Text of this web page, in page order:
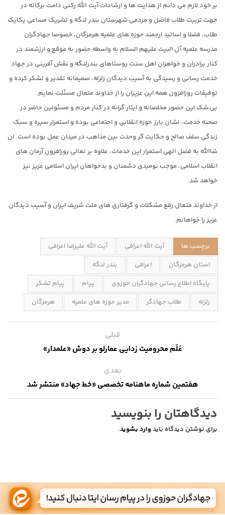
بر خود لازم می دانم از هدایت ها و ارشادات آیت الله رکنی دامت برکاته در
جهت تربیت طلاب فاضل و مردمی شهرستان بندر لنگه و تشریک مساعی یکایک
طلاب، فضلا و اساتید ارجمند حوزه های علمیه هرمزگان، خصوصا جهادگران
مدرسه علمیه آل البيت عليهم السلام به واسطه حضور به موقع و ارزشمند در
کنار برادران و خواهران اهل سنت روستاهای بندرلنگه و نقش آفرینی در جهاد
خدمت رسانی و رسیدگی به آسیب دیدگان زلزله، صمیمانه تقدیر و تشکر کرده و
توفیقات روزافزون همه این عزیزان را از خداوند متعال مسئلت نمایم.
بی شک این حضور مخلصانه و ایثار گرانه در کنار مردم و مسئولین حاضر در
صحنه خدمت، نشان بارز حوزه انقلابی و اجتماعی بوده و استمرار سیره و سبک
زندگی سلف صالح و حکایت گر وحدت بین مذاهب در میدان عمل بوده است. ان
شاالله به فضل الهی استمرار این خدمات، علاوه بر تعالی روزافزون آرمان های
انقلاب اسلامی، موجب نومیدی دشمنان و بدخواهان ایران اسلامی عزیز نیز
خواهد شد.
از خداوند متعال رفع مشکلات و گرفتاری های ملت شریف ایران و آسیب دیدگان
عزیز را خواهانم.
برچسب ها آیت الله اعرافی
آیت الله علیرضا اعرافی
استان هرمزگان
اعرافی
بندر لنگه
پایگاه اطلاع رسانی جهادگران حوزوی
پیام
پیام تشکر
زلزله
طلاب جهادگر مدیر حوزه های علمیه هرمزگان
قبلی
عَلَم محرومیت زدایی عمارلو بر دوش «علمدار»
بعدی
هفتمین شماره ماهنامه تخصصی «خط جهاد» منتشر شد
دیدگاهتان را بنویسید
برای نوشتن دیدگاه باید وارد بشوید.